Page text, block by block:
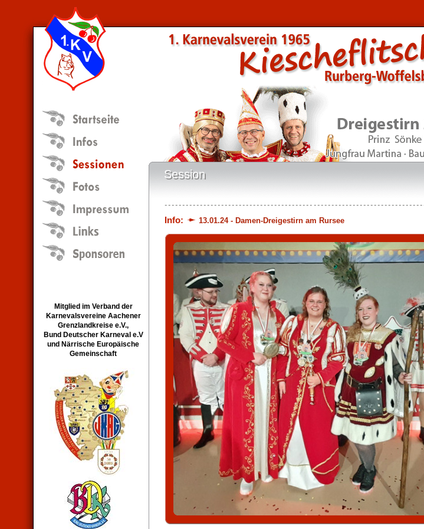
Mitglied im Verband der
Karnevalsvereine Aachener
Grenzlandkreise e.V.,
Bund Deutscher Karneval e.V
und Närrische Europäische
Gemeinschaft
Session
Session
Info: 13.01.24 - Damen-Dreigestirn am Rursee